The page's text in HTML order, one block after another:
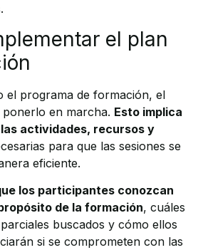
el plan
el programa de formación, el
ponerlo en marcha. Esto implica
actividades, recursos y
para que las sesiones se
eficiente.
los participantes conozcan
de la formación, cuáles
buscados y cómo ellos
si se comprometen con las